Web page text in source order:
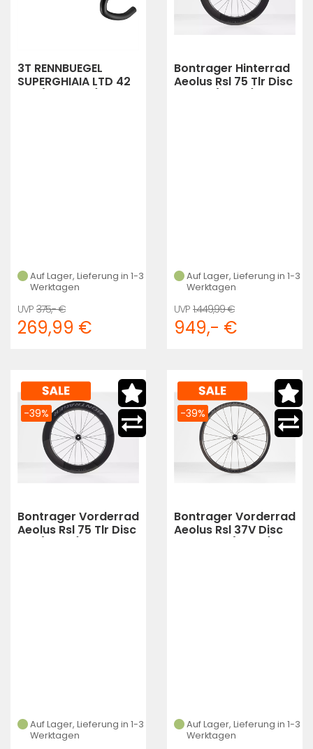
3T RENNBUEGEL
SUPERGHIAIA LTD 42
Auf Lager, Lieferung in 1-3
Werktagen
375,- €
269,99 €
Bontrager Hinterrad
Aeolus Rsl 75 Tlr Disc
Auf Lager, Lieferung in 1-3
Werktagen
1.449,99 €
949,- €
Bontrager Vorderrad
Aeolus Rsl 75 Tlr Disc
Auf Lager, Lieferung in 1-3
Werktagen
-39%
Bontrager Vorderrad
Aeolus Rsl 37V Disc
Auf Lager, Lieferung in 1-3
Werktagen
-39%